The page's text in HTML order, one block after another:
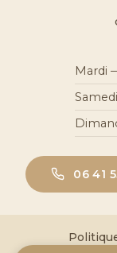
Mardi
Samedi
06 41